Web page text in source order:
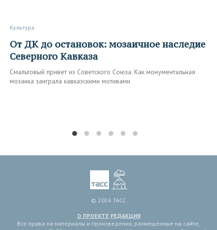
Культура
От ДК до остановок: мозаичное наследие
Северного Кавказа
Смальтовый привет из Советского Союза. Как монументальная
мозаика заиграла кавказскими мотивами
© 2026 ТАСС
О ПРОЕКТЕ РЕДАКЦИЯ
Все права на материалы и произведения, размещенные на сайте,